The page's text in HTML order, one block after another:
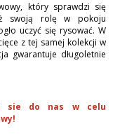
który sprawdzi się
swoją rolę w pokoju
uczyć się rysować. W
z tej samej kolekcji w
gwarantuje długoletnie
sie do nas w celu